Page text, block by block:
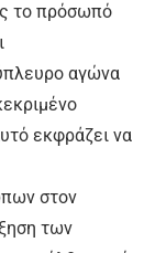
το πρόσωπό
αγώνα
εκφράζει να
στον
των